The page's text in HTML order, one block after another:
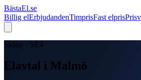
BästaEl.se
Billig elErbjudandenTimprisFast elpris
Skåne · SE4
Elavtal i Malmö